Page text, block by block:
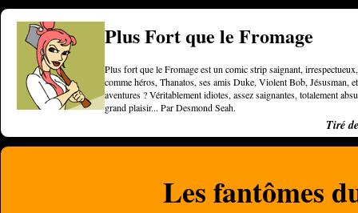
Plus Fort que le Fromage
Plus fort que le Fromage est un comic strip saignant,
comme héros, Thanatos, ses amis Duke, Violent Bob, Jésusman,
aventures ? Véritablement idiotes, assez saignantes, totalement
grand plaisir... Par Desmond Seah.
Tiré
Les fantômes